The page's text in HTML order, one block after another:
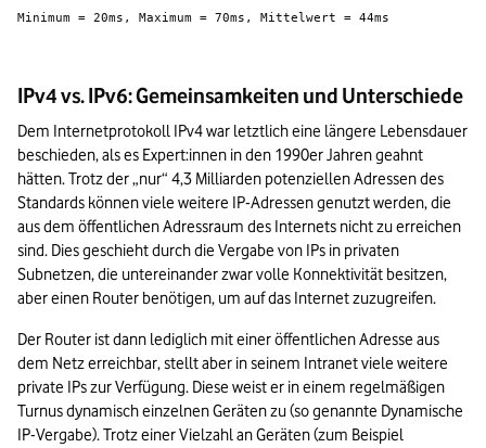
Minimum = 20ms, Maximum = 70ms, Mittelwert = 44ms
IPv4 vs. IPv6: Gemeinsamkeiten und Unterschiede
Dem Internetprotokoll IPv4 war letztlich eine längere Lebensdauer
beschieden, als es Expert:innen in den 1990er Jahren geahnt
hätten. Trotz der „nur“ 4,3 Milliarden potenziellen Adressen des
Standards können viele weitere IP-Adressen genutzt werden, die
aus dem öffentlichen Adressraum des Internets nicht zu erreichen
sind. Dies geschieht durch die Vergabe von IPs in privaten
Subnetzen, die untereinander zwar volle Konnektivität besitzen,
aber einen Router benötigen, um auf das Internet zuzugreifen.
Der Router ist dann lediglich mit einer öffentlichen Adresse aus
dem Netz erreichbar, stellt aber in seinem Intranet viele weitere
private IPs zur Verfügung. Diese weist er in einem regelmäßigen
Turnus dynamisch einzelnen Geräten zu (so genannte Dynamische
IP-Vergabe). Trotz einer Vielzahl an Geräten (zum Beispiel